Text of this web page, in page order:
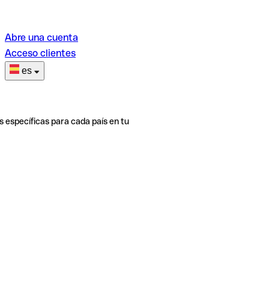
Abre una cuenta
Acceso clientes
es
específicas para cada país en tu